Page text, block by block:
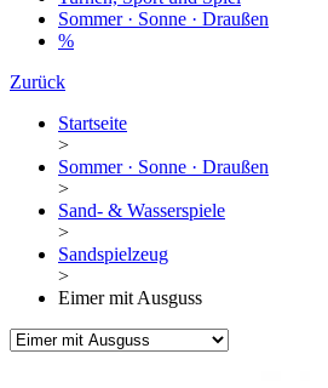
Sommer · Sonne · Draußen
%
Zurück
Startseite
>
Sommer · Sonne · Draußen
>
Sand- & Wasserspiele
>
Sandspielzeug
>
Eimer mit Ausguss